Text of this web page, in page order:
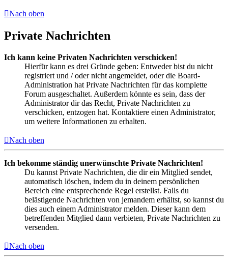
Nach oben
Private Nachrichten
Ich kann keine Privaten Nachrichten verschicken!
Hierfür kann es drei Gründe geben: Entweder bist du nicht
registriert und / oder nicht angemeldet, oder die Board-
Administration hat Private Nachrichten für das komplette
Forum ausgeschaltet. Außerdem könnte es sein, dass der
Administrator dir das Recht, Private Nachrichten zu
verschicken, entzogen hat. Kontaktiere einen Administrator,
um weitere Informationen zu erhalten.
Nach oben
Ich bekomme ständig unerwünschte Private Nachrichten!
Du kannst Private Nachrichten, die dir ein Mitglied sendet,
automatisch löschen, indem du in deinem persönlichen
Bereich eine entsprechende Regel erstellst. Falls du
belästigende Nachrichten von jemandem erhältst, so kannst du
dies auch einem Administrator melden. Dieser kann dem
betreffenden Mitglied dann verbieten, Private Nachrichten zu
versenden.
Nach oben